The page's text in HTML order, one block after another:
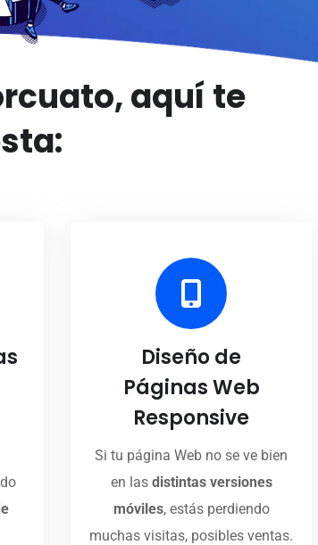
aquí te
Diseño de
Páginas Web
Responsive
Si tu página Web no se ve bien
en las distintas versiones
móviles, estás perdiendo
muchas visitas, posibles ventas.